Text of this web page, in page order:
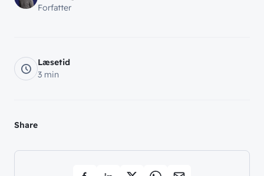
Forfatter
Læsetid
3 min
Share